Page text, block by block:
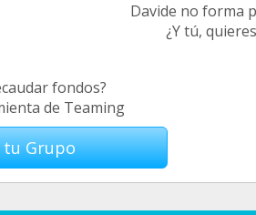
Davide no forma
¿Y tú,
fondos?
de Teaming
tu Grupo